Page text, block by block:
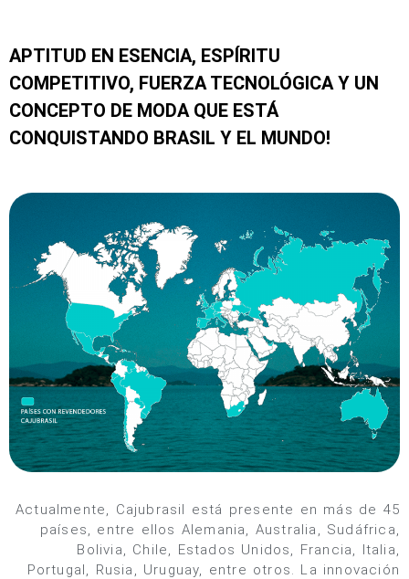
APTITUD EN ESENCIA, ESPÍRITU
COMPETITIVO, FUERZA TECNOLÓGICA Y UN
CONCEPTO DE MODA QUE ESTÁ
CONQUISTANDO BRASIL Y EL MUNDO!
Actualmente, Cajubrasil está presente en más de 45
países, entre ellos Alemania, Australia, Sudáfrica,
Bolivia, Chile, Estados Unidos, Francia, Italia,
Portugal, Rusia, Uruguay, entre otros. La innovación